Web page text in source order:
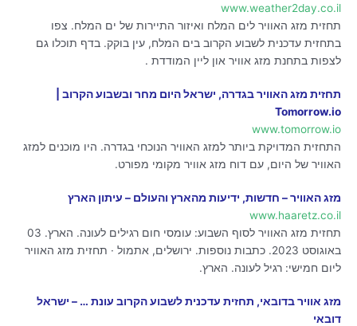
www.weather2day.co.il
תחזית מזג האוויר לים המלח ואיזור התיירות של ים המלח. צפו
בתחזית עדכנית לשבוע הקרוב בים המלח, עין בוקק. בדף תוכלו גם
לצפות בתחנת מזג אוויר און ליין המודדת .
תחזית מזג האוויר בגדרה, ישראל היום מחר ובשבוע הקרוב |
Tomorrow.io
www.tomorrow.io
התחזית המדויקת ביותר למזג האוויר הנוכחי בגדרה. היו מוכנים למזג
האוויר של היום, עם דוח מזג אוויר מקומי מפורט.
מזג האוויר – חדשות, ידיעות מהארץ והעולם – עיתון הארץ
www.haaretz.co.il
תחזית מזג האוויר לסוף השבוע: עומסי חום רגילים לעונה. הארץ. 03
באוגוסט 2023. כתבות נוספות. ירושלים, אתמול · תחזית מזג האוויר
ליום חמישי: רגיל לעונה. הארץ.
מזג אוויר בדובאי, תחזית עדכנית לשבוע הקרוב עונת … – ישראל
דובאי